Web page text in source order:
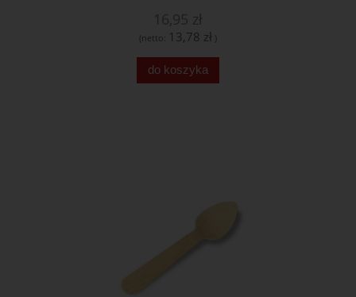
(netto: 13,78 zł )
do koszyka